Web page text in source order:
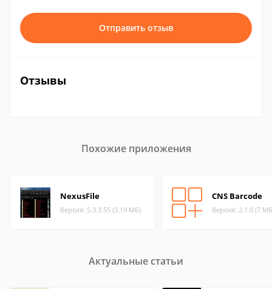
Отправить отзыв
Отзывы
Похожие приложения
NexusFile
Версия: 5.3.3.55 (3.19 МБ)
CNS Barcode
Версия: 2.1.0 (7
Актуальные статьи